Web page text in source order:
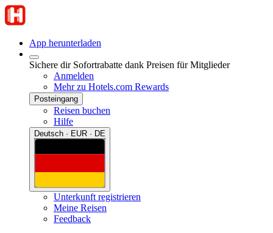
App herunterladen
Sichere dir Sofortrabatte dank Preisen für Mitglieder
Anmelden
Mehr zu Hotels.com Rewards
Posteingang
Reisen buchen
Hilfe
Deutsch · EUR · DE
Unterkunft registrieren
Meine Reisen
Feedback